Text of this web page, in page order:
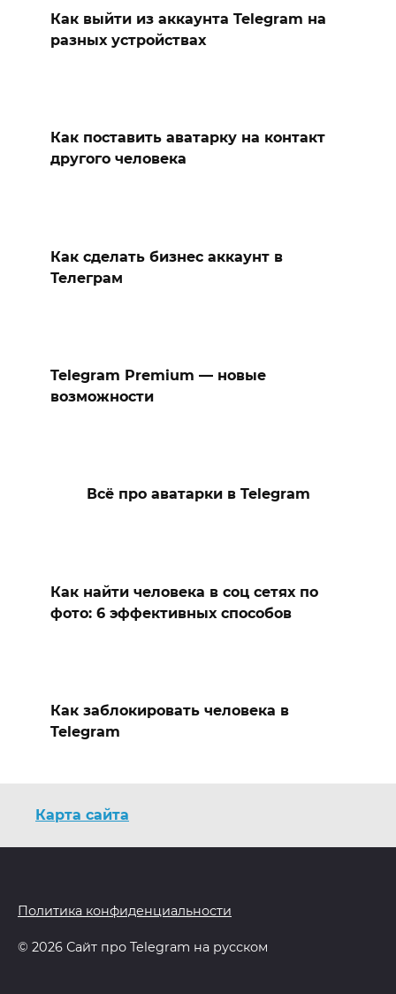
Как выйти из аккаунта Telegram на
разных устройствах
Как поставить аватарку на контакт
другого человека
Как сделать бизнес аккаунт в
Телеграм
Telegram Premium — новые
возможности
Всё про аватарки в Telegram
Как найти человека в соц сетях по
фото: 6 эффективных способов
Как заблокировать человека в
Telegram
Карта сайта
Политика конфиденциальности
© 2026 Сайт про Telegram на русском